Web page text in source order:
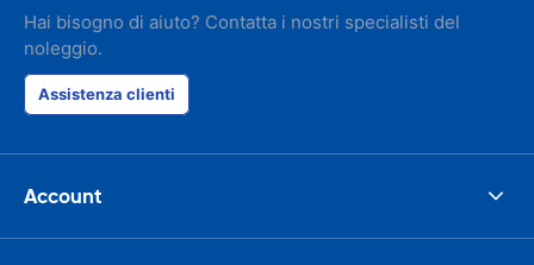
Hai bisogno di aiuto? Contatta i nostri specialisti del
noleggio.
Assistenza clienti
Account